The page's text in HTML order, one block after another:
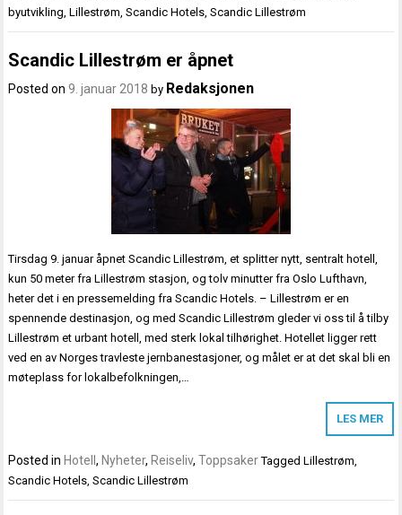
byutvikling,Lillestrøm,Scandic Hotels,Scandic Lillestrøm
Scandic Lillestrøm er åpnet
Posted on9. januar 2018 by Redaksjonen
Tirsdag 9. januar åpnet Scandic Lillestrøm, et splitter nytt, sentralt hotell,
kun 50 meter fra Lillestrøm stasjon, og tolv minutter fra Oslo Lufthavn,
heter det i en pressemelding fra Scandic Hotels. – Lillestrøm er en
spennende destinasjon, og med Scandic Lillestrøm gleder vi oss til å tilby
Lillestrøm et urbant hotell, med sterk lokal tilhørighet. Hotellet ligger rett
ved en av Norges travleste jernbanestasjoner, og målet er at det skal bli en
møteplass for lokalbefolkningen,…
LES MER
Posted in Hotell, Nyheter, Reiseliv,Toppsaker TaggedLillestrøm
Scandic Hotels ,Scandic Lillestrøm